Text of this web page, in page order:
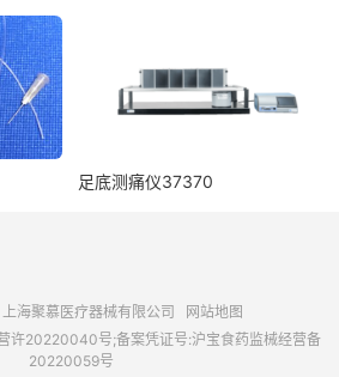
足底测痛仪37370
上海聚慕医疗器械有限公司
网站地图
许20220040号;备案凭证号:沪宝食药监械经营备
20220059号